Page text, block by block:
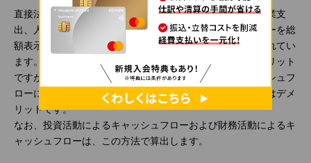
直接法は、営業活動において現金の出入りを営業収入、営業支
出、人件費支出などの項目ごとに分けて、キャッシュフローを総
額表示する方法です。国際会計基準では、直接法が奨励されてい
ます。営業活動の項目ごとに現金の増減がわかることはメリット
ですが、貸借対照表と損益計算書以外に取引ごとのキャッシュフ
ローに関するデータが必要なため、作成に手間がかかる点はデメ
リットです。
なお、投資活動によるキャッシュフローおよび財務活動によるキ
ャッシュフローは、この方法で算出します。